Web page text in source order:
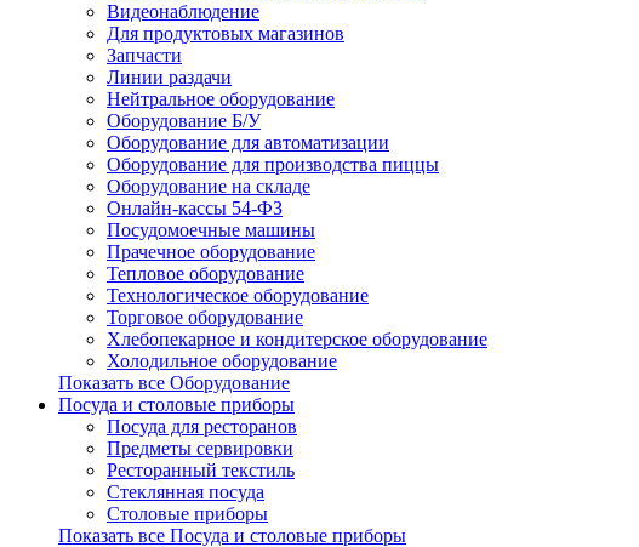
Видеонаблюдение
Для продуктовых магазинов
Запчасти
Линии раздачи
Нейтральное оборудование
Оборудование Б/У
Оборудование для автоматизации
Оборудование для производства пиццы
Оборудование на складе
Онлайн-кассы 54-ФЗ
Посудомоечные машины
Прачечное оборудование
Тепловое оборудование
Технологическое оборудование
Торговое оборудование
Хлебопекарное и кондитерское оборудование
Холодильное оборудование
Показать все Оборудование
Посуда и столовые приборы
Посуда для ресторанов
Предметы сервировки
Ресторанный текстиль
Стеклянная посуда
Столовые приборы
Показать все Посуда и столовые приборы